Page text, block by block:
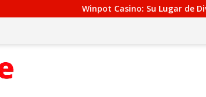
Winpot Casino: Su Lugar de Diversión y